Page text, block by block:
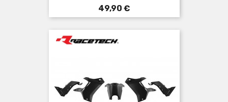
Prix
49,90 €